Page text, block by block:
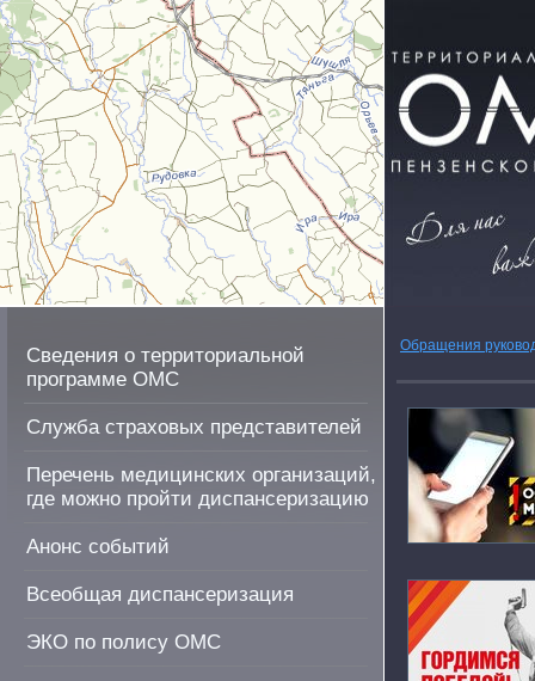
Сведения о территориальной
программе ОМС
Служба страховых представителей
Перечень медицинских организаций,
где можно пройти диспансеризацию
Анонс событий
Всеобщая диспансеризация
ЭКО по полису ОМС
Обращения